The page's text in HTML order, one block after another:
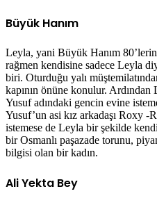
Büyük Hanım
Leyla, yani Büyük Hanım
rağmen kendisine sadece Leyla
biri. Oturduğu yalı
kapının önüne konulur.
Yusuf adındaki gencin evine
Yusuf’un asi kız arkadaşı Roxy -
istemese de Leyla bir şekilde
bir Osmanlı paşazade torunu,
bilgisi olan bir kadın.
Ali Yekta Bey